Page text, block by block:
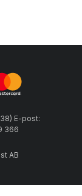
E-post:
366
AB